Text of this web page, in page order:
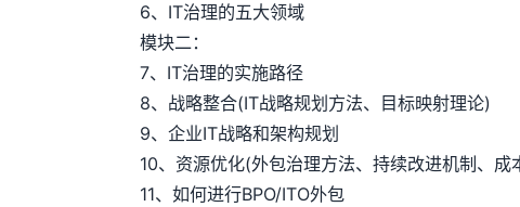
6、IT治理的五大领域
模块二：
7、IT治理的实施路径
8、战略整合(IT战略规划方法、目标映射理论)
9、企业IT战略和架构规划
10、资源优化(外包治理方法、持续改进机制、成
11、如何进行BPO/ITO外包